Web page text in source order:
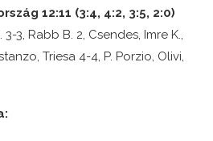
12:11 (3:4, 4:2, 3:5, 2:0)
3, Rabb B. 2, Csendes, Imre K.,
Triesa 4-4, P. Porzio, Olivi,